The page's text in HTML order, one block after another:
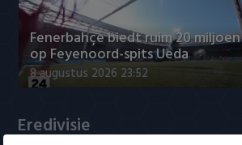
VVV Venlo
Willem II
Fenerbahçe biedt ruim 20 miljoen
op Feyenoord-spits Ueda
8 augustus 2026 23:52
Eredivisie